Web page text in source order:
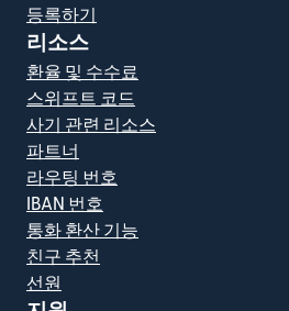
등록하기
리소스
환율 및 수수료
스위프트 코드
사기 관련 리소스
파트너
라우팅 번호
IBAN 번호
통화 환산 기능
친구 추천
선원